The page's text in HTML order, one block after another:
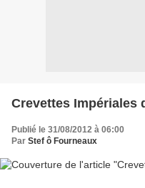
Crevettes Impériales
Publié le 31/08/2012 à 06:00
Par Stef ô Fourneaux